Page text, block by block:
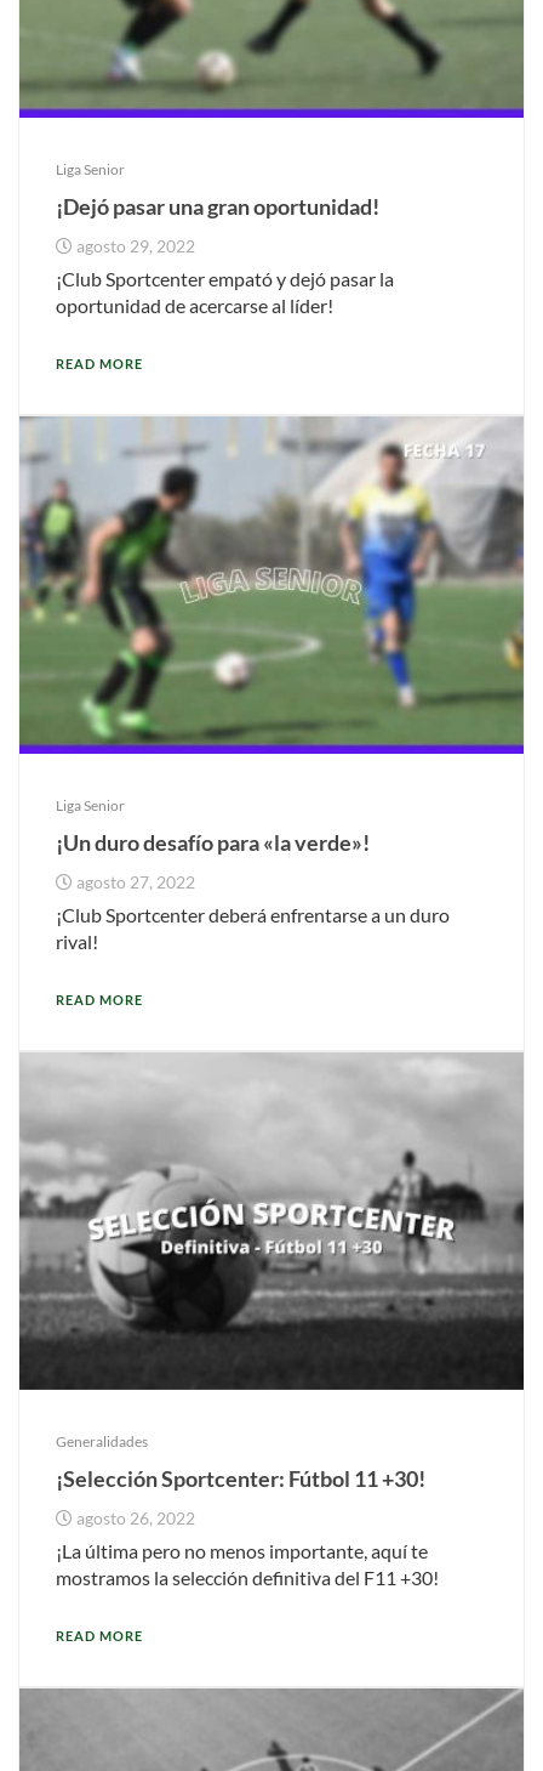
Liga Senior
¡Dejó pasar una gran oportunidad!
agosto 29, 2022
¡Club Sportcenter empató y dejó pasar la
oportunidad de acercarse al líder!
READ MORE
Liga Senior
¡Un duro desafío para «la verde»!
agosto 27, 2022
¡Club Sportcenter deberá enfrentarse a un duro
rival!
READ MORE
Generalidades
¡Selección Sportcenter: Fútbol 11 +30!
agosto 26, 2022
¡La última pero no menos importante, aquí te
mostramos la selección definitiva del F11 +30!
READ MORE